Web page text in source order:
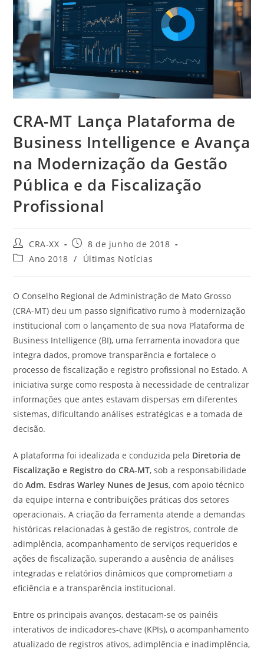
CRA-MT Lança Plataforma de
Business Intelligence e Avança
na Modernização da Gestão
Pública e da Fiscalização
Profissional
Autor
do
post:
CRA-XX
Post
publicado:
8 de junho de 2018
Categoria
Ano 2018 / Últimas Notícias
O Conselho Regional de Administração de Mato Grosso
(CRA-MT) deu um passo significativo rumo à modernização
institucional com o lançamento de sua nova Plataforma de
Business Intelligence (BI), uma ferramenta inovadora que
integra dados, promove transparência e fortalece o
processo de fiscalização e registro profissional no Estado. A
iniciativa surge como resposta à necessidade de centralizar
informações que antes estavam dispersas em diferentes
sistemas, dificultando análises estratégicas e a tomada de
decisão.
A plataforma foi idealizada e conduzida pela Diretoria de
Fiscalização e Registro do CRA-MT, sob a responsabilidade
doAdm. Esdras Warley Nunes de Jesus, com apoio técnico
da equipe interna e contribuições práticas dos setores
operacionais. A criação da ferramenta atende a demandas
históricas relacionadas à gestão de registros, controle de
adimplência, acompanhamento de serviços requeridos e
ações de fiscalização, superando a ausência de análises
integradas e relatórios dinâmicos que comprometiam a
eficiência e a transparência institucional.
Entre os principais avanços, destacam-se os painéis
interativos de indicadores-chave (KPIs), o acompanhamento
atualizado de registros ativos, adimplência e inadimplência,